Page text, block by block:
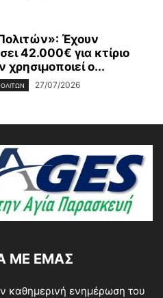
Έχουν
42.000€ για κτίριο
χρησιμοποιεί ο...
27/07/2026
ΜΕ ΕΜΆΣ
καθημερινή ενημέρωση του